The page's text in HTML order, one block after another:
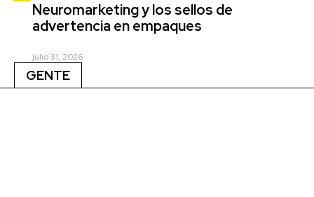
Neuromarketing y los sellos de
advertencia en empaques
julio 31, 2026
GENTE